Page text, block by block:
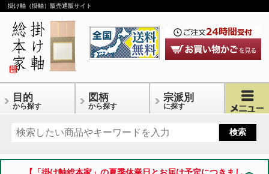
掛け軸（掛軸）販売通販サイト
目的
から探す
図柄
から探す
宗派別
に探す